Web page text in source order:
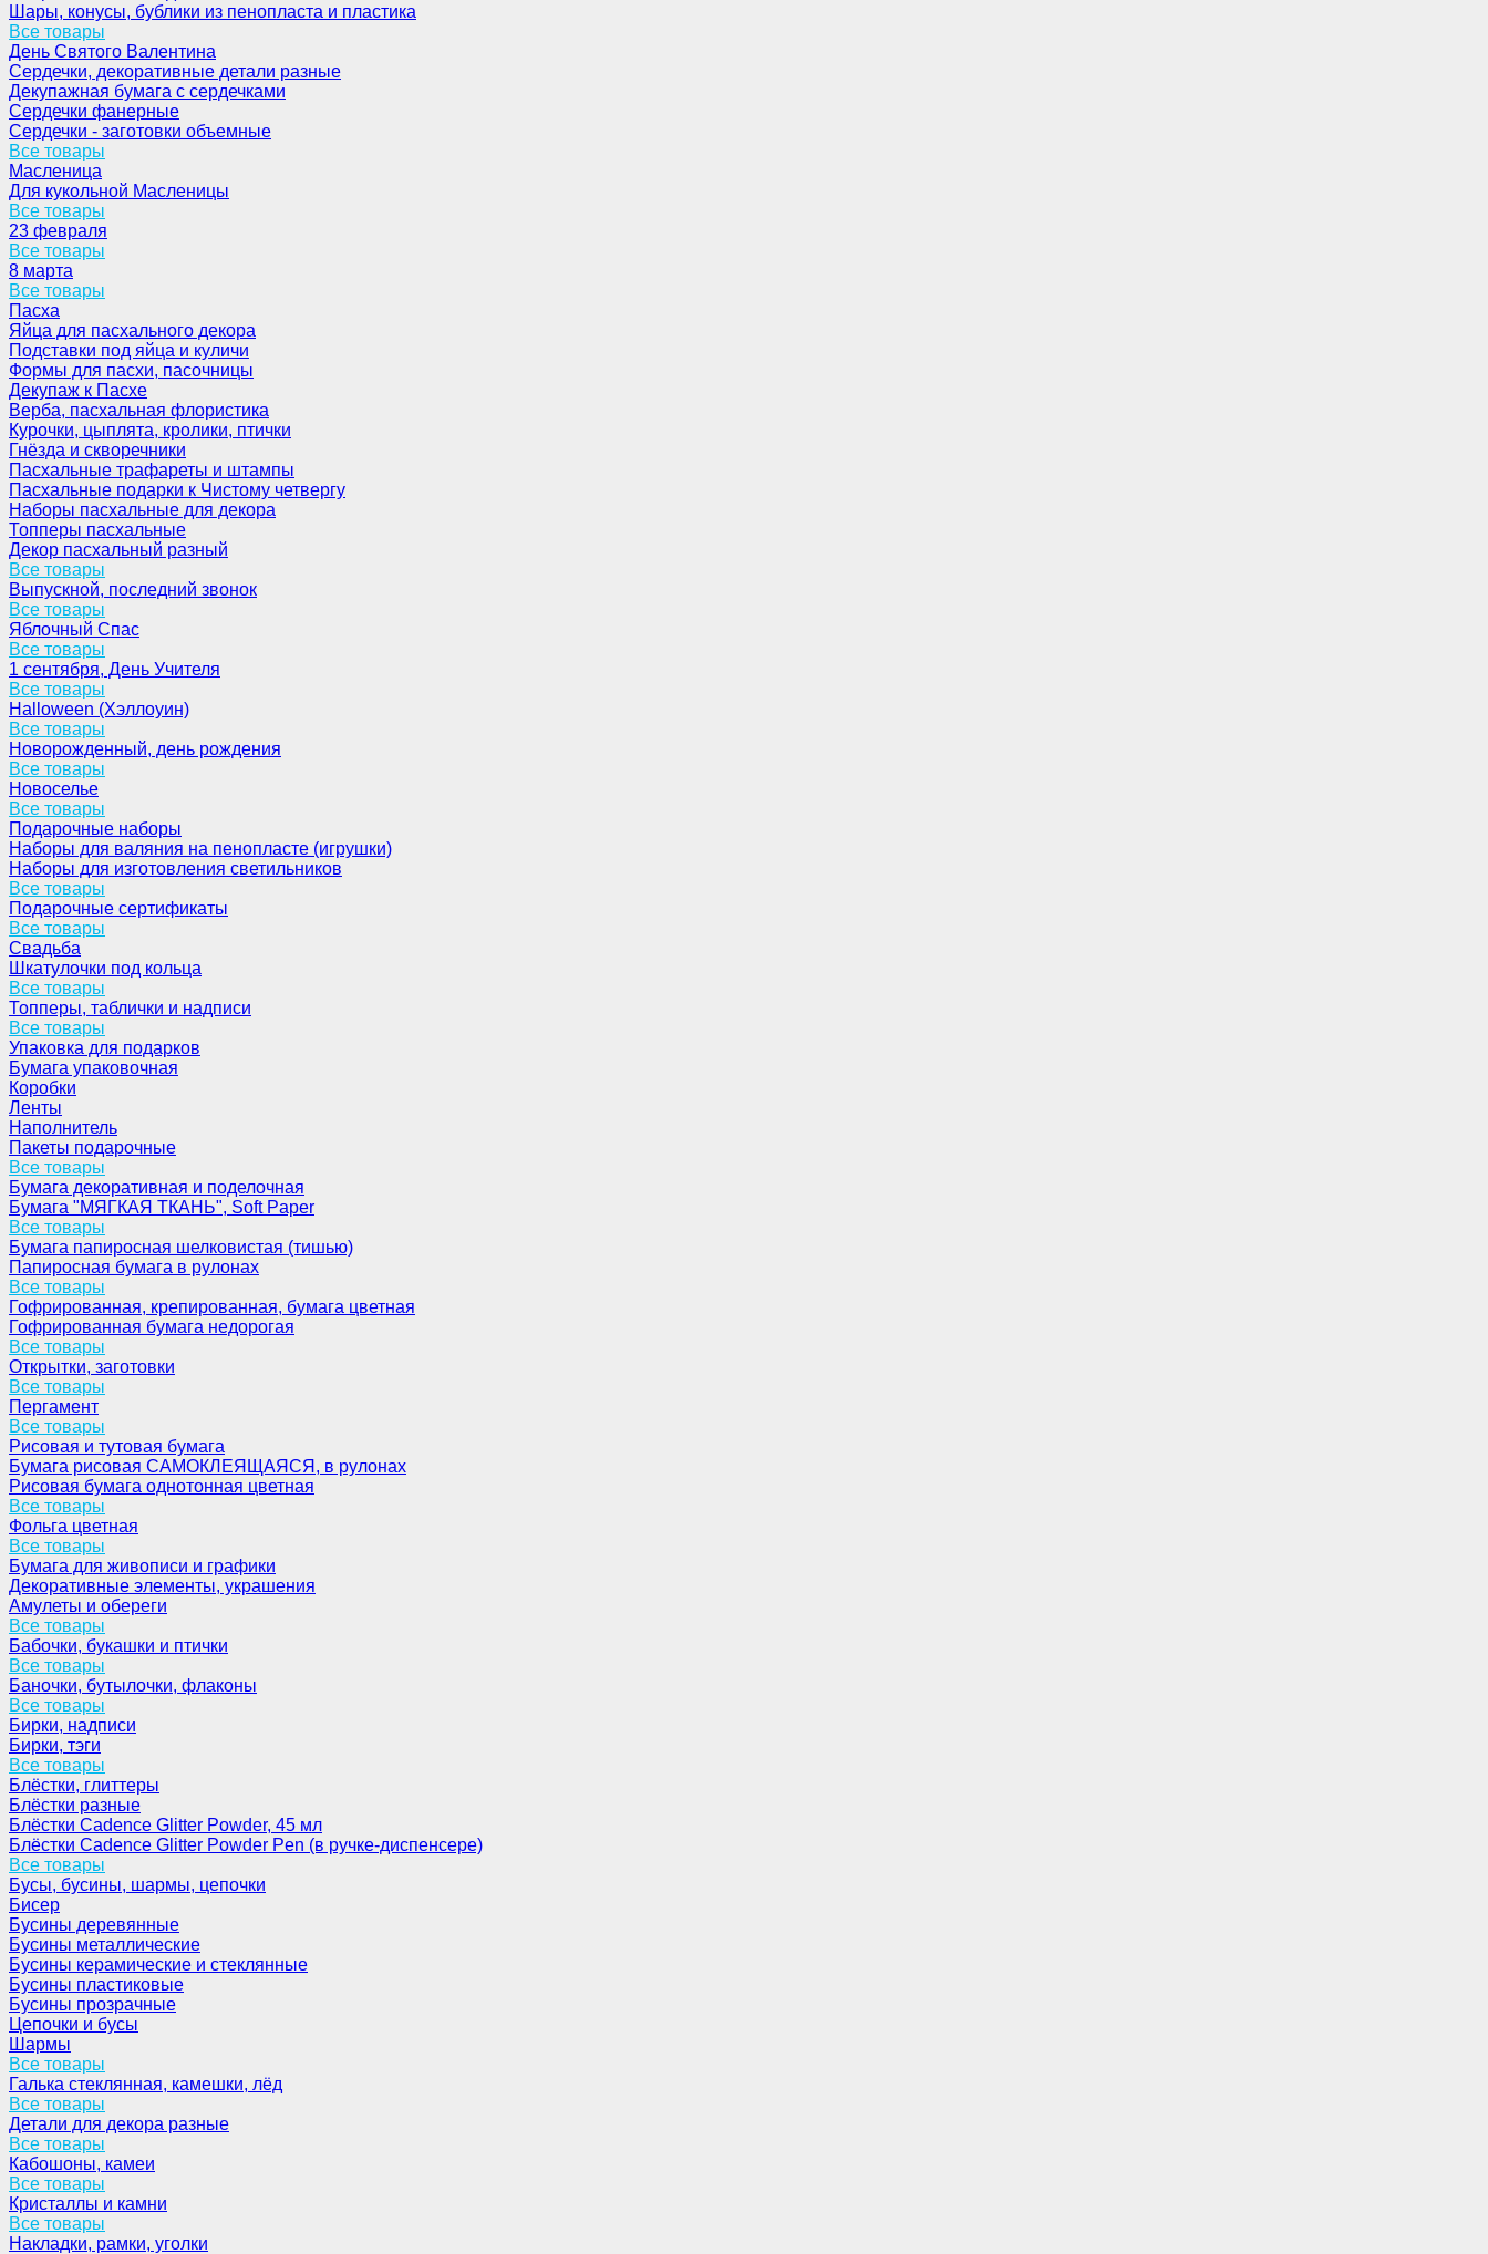
Шары, конусы, бублики из пенопласта и пластика
Все товары
День Святого Валентина
Сердечки, декоративные детали разные
Декупажная бумага с сердечками
Сердечки фанерные
Сердечки - заготовки объемные
Все товары
Масленица
Для кукольной Масленицы
Все товары
23 февраля
Все товары
8 марта
Все товары
Пасха
Яйца для пасхального декора
Подставки под яйца и куличи
Формы для пасхи, пасочницы
Декупаж к Пасхе
Верба, пасхальная флористика
Курочки, цыплята, кролики, птички
Гнёзда и скворечники
Пасхальные трафареты и штампы
Пасхальные подарки к Чистому четвергу
Наборы пасхальные для декора
Топперы пасхальные
Декор пасхальный разный
Все товары
Выпускной, последний звонок
Все товары
Яблочный Спас
Все товары
1 сентября, День Учителя
Все товары
Halloween (Хэллоуин)
Все товары
Новорожденный, день рождения
Все товары
Новоселье
Все товары
Подарочные наборы
Наборы для валяния на пенопласте (игрушки)
Наборы для изготовления светильников
Все товары
Подарочные сертификаты
Все товары
Свадьба
Шкатулочки под кольца
Все товары
Топперы, таблички и надписи
Все товары
Упаковка для подарков
Бумага упаковочная
Коробки
Ленты
Наполнитель
Пакеты подарочные
Все товары
Бумага декоративная и поделочная
Бумага "МЯГКАЯ ТКАНЬ", Soft Paper
Все товары
Бумага папиросная шелковистая (тишью)
Папиросная бумага в рулонах
Все товары
Гофрированная, крепированная, бумага цветная
Гофрированная бумага недорогая
Все товары
Открытки, заготовки
Все товары
Пергамент
Все товары
Рисовая и тутовая бумага
Бумага рисовая САМОКЛЕЯЩАЯСЯ, в рулонах
Рисовая бумага однотонная цветная
Все товары
Фольга цветная
Все товары
Бумага для живописи и графики
Декоративные элементы, украшения
Амулеты и обереги
Все товары
Бабочки, букашки и птички
Все товары
Баночки, бутылочки, флаконы
Все товары
Бирки, надписи
Бирки, тэги
Все товары
Блёстки, глиттеры
Блёстки разные
Блёстки Cadence Glitter Powder, 45 мл
Блёстки Cadence Glitter Powder Pen (в ручке-диспенсере)
Все товары
Бусы, бусины, шармы, цепочки
Бисер
Бусины деревянные
Бусины металлические
Бусины керамические и стеклянные
Бусины пластиковые
Бусины прозрачные
Цепочки и бусы
Шармы
Все товары
Галька стеклянная, камешки, лёд
Все товары
Детали для декора разные
Все товары
Кабошоны, камеи
Все товары
Кристаллы и камни
Все товары
Накладки, рамки, уголки